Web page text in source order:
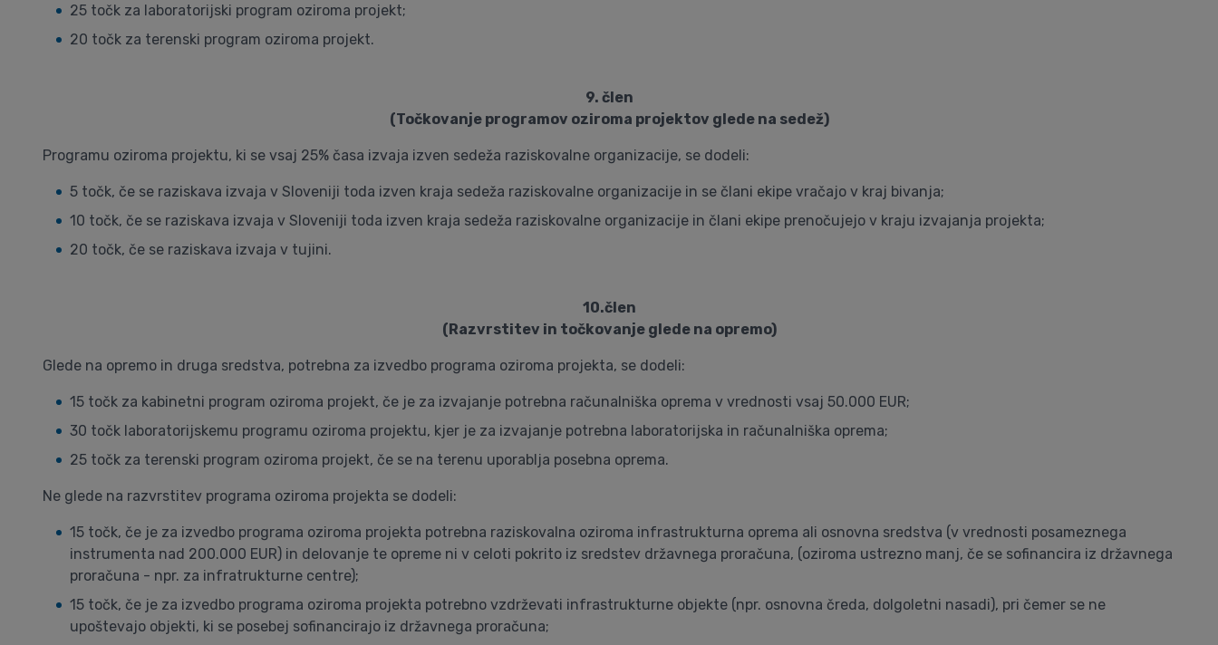
25 točk za laboratorijski program oziroma projekt;
20 točk za terenski program oziroma projekt.
9. člen
(Točkovanje programov oziroma projektov glede na sedež)
Programu oziroma projektu, ki se vsaj 25% časa izvaja izven sedeža raziskovalne organizacije, se dodeli:
5 točk, če se raziskava izvaja v Sloveniji toda izven kraja sedeža raziskovalne organizacije in se člani ekipe vračajo v kraj bivanja;
10 točk, če se raziskava izvaja v Sloveniji toda izven kraja sedeža raziskovalne organizacije in člani ekipe prenočujejo v kraju izvajanja projekta;
20 točk, če se raziskava izvaja v tujini.
10.člen
(Razvrstitev in točkovanje glede na opremo)
Glede na opremo in druga sredstva, potrebna za izvedbo programa oziroma projekta, se dodeli:
15 točk za kabinetni program oziroma projekt, če je za izvajanje potrebna računalniška oprema v vrednosti vsaj 50.000 EUR;
30 točk laboratorijskemu programu oziroma projektu, kjer je za izvajanje potrebna laboratorijska in računalniška oprema;
25 točk za terenski program oziroma projekt, če se na terenu uporablja posebna oprema.
Ne glede na razvrstitev programa oziroma projekta se dodeli:
15 točk, če je za izvedbo programa oziroma projekta potrebna raziskovalna oziroma infrastrukturna oprema ali osnovna sredstva (v vrednosti posameznega
instrumenta nad 200.000 EUR) in delovanje te opreme ni v celoti pokrito iz sredstev državnega proračuna, (oziroma ustrezno manj, če se sofinancira iz državnega
proračuna - npr. za infratrukturne centre);
15 točk, če je za izvedbo programa oziroma projekta potrebno vzdrževati infrastrukturne objekte (npr. osnovna čreda, dolgoletni nasadi), pri čemer se ne
upoštevajo objekti, ki se posebej sofinancirajo iz državnega proračuna;